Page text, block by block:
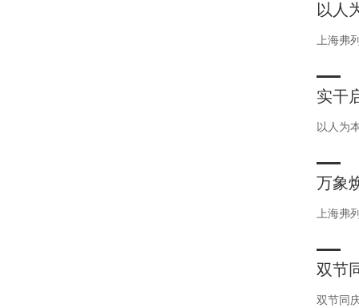
以人
上海弗
实干
启动
以人为
万象
上海
双节
双节同